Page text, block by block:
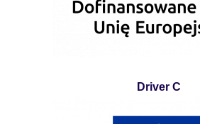
Driver C